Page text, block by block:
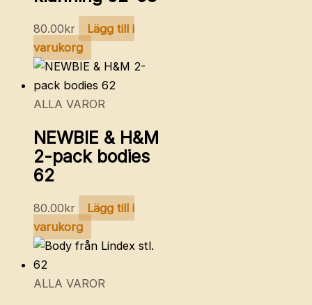
80.00kr
Lägg till i
varukorg
ALLA VAROR
NEWBIE & H&M
2-pack bodies
62
80.00kr
Lägg till i
varukorg
ALLA VAROR